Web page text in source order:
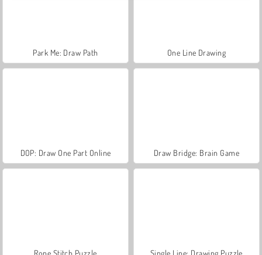
Park Me: Draw Path One Line Drawing
DOP: Draw One Part Online Draw Bridge: Brain Game
Rope Stitch Puzzle Single Line: Drawing Puzzle